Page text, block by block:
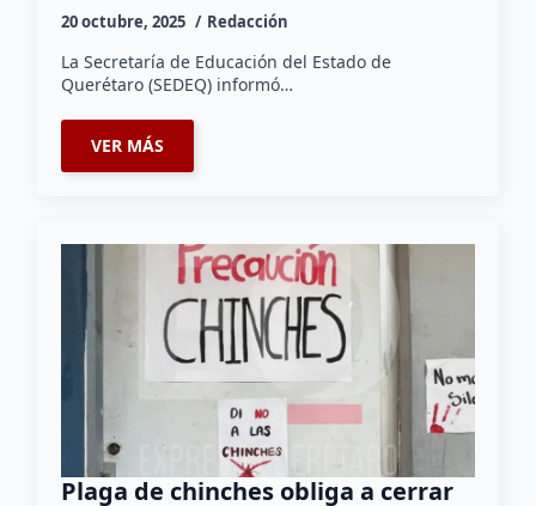
20 octubre, 2025 Redacción
La Secretaría de Educación del Estado de
Querétaro (SEDEQ) informó…
VER MÁS
Plaga de chinches obliga a cerrar